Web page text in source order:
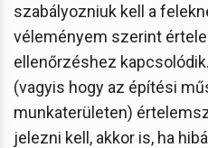
szabályozniuk kell a
véleményem szerint
ellenőrzéshez
(vagyis hogy az építési
munkaterületen)
jelezni kell, akkor is, ha